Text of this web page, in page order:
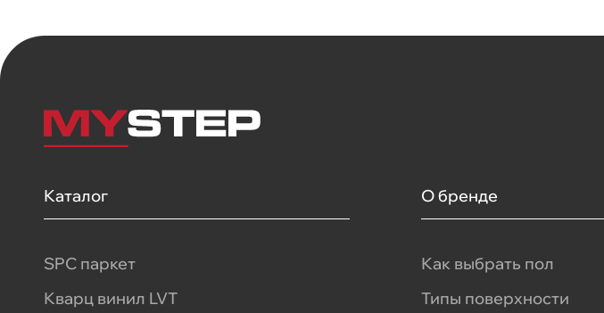
Каталог
SPC паркет
Кварц винил LVT
О бренде
Как выбрать пол
Типы поверхности